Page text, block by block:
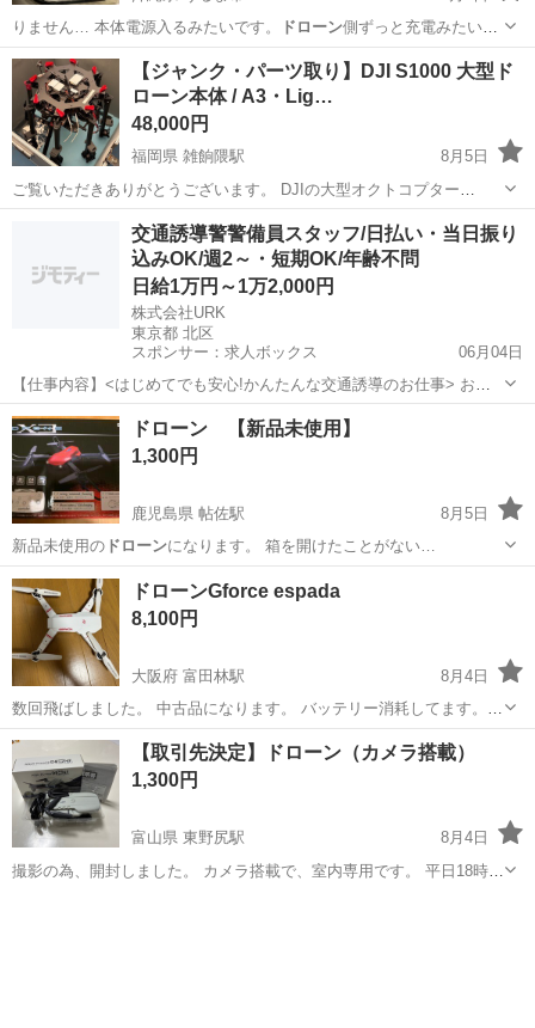
りません… 本体電源入るみたいです。
ドローン側ずっと充電みたいな
感じが続いてる感…
沖縄 うるま市 ラジコン
【ジャンク・パーツ取り】DJI S1000 大型ド
ローン本体 / A3・Lig…
48,000円
福岡県 雑餉隈駅
8月5日
ご覧いただきありがとうございます。 DJIの大型オクトコプター
「Spreading Wings S1000」の本体セットです。 機体整理のため出品
いたします。 ■ 商品内容 機体本体：DJI Spreading Wings...
大野城市 雑餉隈駅 ラジコン
交通誘導警警備員スタッフ/日払い・当日振り
込みOK/週2～・短期OK/年齢不問
日給1万円～1万2,000円
株式会社URK
東京都 北区
スポンサー：求人ボックス
06月04日
【仕事内容】<はじめてでも安心!かんたんな交通誘導のお仕事> お願
いするのは、住宅街の工事現場で車や人を安全に誘導するお仕事で
す。 工事現場といっても、住宅街が多いので、交通量は少なめで落ち
着いた環境。 しかも、複雑な片側交互通行...
アルバイト・パート
ドローン 【新品未使用】
1,300円
鹿児島県 帖佐駅
8月5日
新品未使用のドローン になります。 箱を開けたことがない…
鹿児島 鹿屋市
ドローンGforce espada
8,100円
大阪府 富田林駅
8月4日
数回飛ばしました。 中古品になります。 バッテリー消耗してます。
それ以外は揃ってます。
大阪 富田林市 富田林駅 その他 ドローン
【取引先決定】ドローン（カメラ搭載）
1,300円
富山県 東野尻駅
8月4日
撮影の為、開封しました。 カメラ搭載で、室内専用です。 平日18時以